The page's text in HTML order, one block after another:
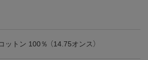
ットン 100％ （14.75オンス）